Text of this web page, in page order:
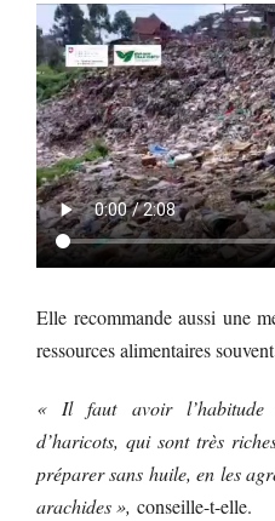
Elle recommande aussi une
ressources alimentaires
« Il faut avoir l’habitude
d’haricots, qui sont très
préparer sans huile, en les
arachides », conseille-t-elle.